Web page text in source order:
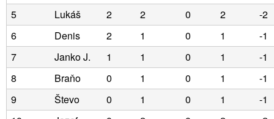
5
Lukáš 2 2 0 2
-2
6
Denis 2 1 0 1
-1
7
Janko J. 1 1 0 1
-1
8
Braňo 0 1 0 1
-1
9
Števo 0 1 0 1
-1